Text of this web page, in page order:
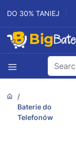
DO 30% TANIEJ
Baterie do
Telefonów